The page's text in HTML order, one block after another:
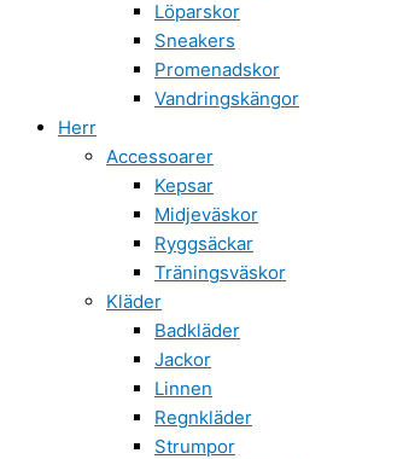
Löparskor
Sneakers
Promenadskor
Vandringskängor
Herr
Accessoarer
Kepsar
Midjeväskor
Ryggsäckar
Träningsväskor
Kläder
Badkläder
Jackor
Linnen
Regnkläder
Strumpor